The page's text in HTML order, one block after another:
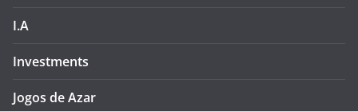
I.A
Investments
Jogos de Azar